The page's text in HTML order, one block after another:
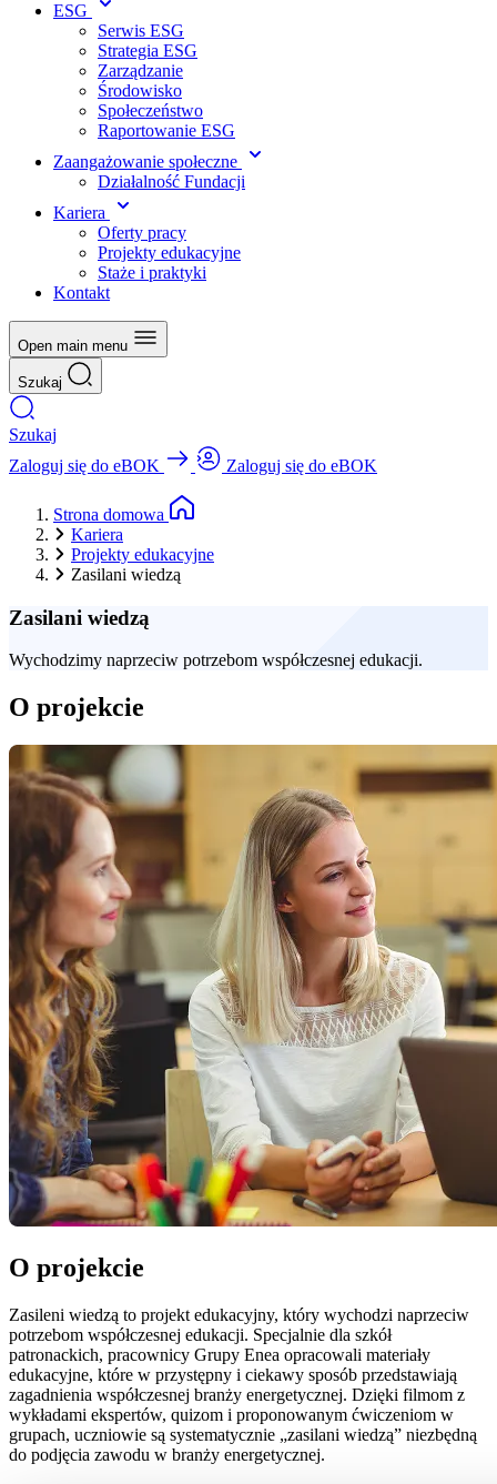
ESG
Serwis ESG
Strategia ESG
Zarządzanie
Środowisko
Społeczeństwo
Raportowanie ESG
Zaangażowanie społeczne
Działalność Fundacji
Kariera
Oferty pracy
Projekty edukacyjne
Staże i praktyki
Kontakt
Open main menu
Szukaj
Szukaj
Zaloguj się do eBOK
Zaloguj się do eBOK
Strona domowa
Kariera
Projekty edukacyjne
Zasilani wiedzą
Zasilani wiedzą
Wychodzimy naprzeciw potrzebom współczesnej edukacji.
O projekcie
O projekcie
Zasileni wiedzą to projekt edukacyjny, który wychodzi naprzeciw
potrzebom współczesnej edukacji. Specjalnie dla szkół
patronackich, pracownicy Grupy Enea opracowali materiały
edukacyjne, które w przystępny i ciekawy sposób przedstawiają
zagadnienia współczesnej branży energetycznej. Dzięki filmom z
wykładami ekspertów, quizom i proponowanym ćwiczeniom w
grupach, uczniowie są systematycznie „zasilani wiedzą” niezbędną
do podjęcia zawodu w branży energetycznej.